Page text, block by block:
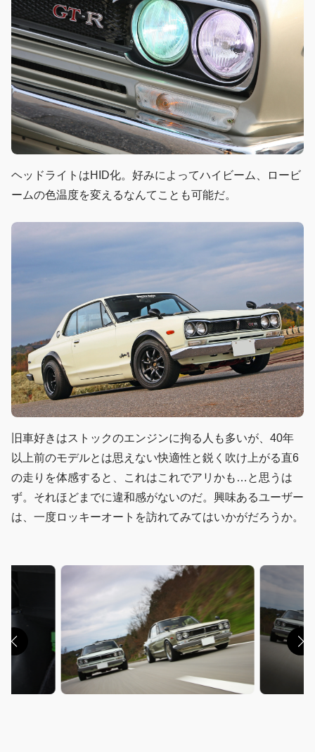
ヘッドライトはHID化。好みによってハイビーム、ロービ
ームの色温度を変えるなんてことも可能だ。
旧車好きはストックのエンジンに拘る人も多いが、40年
以上前のモデルとは思えない快適性と鋭く吹け上がる直6
の走りを体感すると、これはこれでアリかも…と思うは
ず。それほどまでに違和感がないのだ。興味あるユーザー
は、一度ロッキーオートを訪れてみてはいかがだろうか。